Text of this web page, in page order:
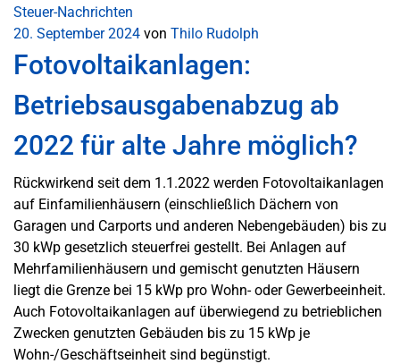
Steuer-Nachrichten
20. September 2024 von Thilo Rudolph
Fotovoltaikanlagen:
Betriebsausgabenabzug ab
2022 für alte Jahre möglich?
Rückwirkend seit dem 1.1.2022 werden Fotovoltaikanlagen
auf Einfamilienhäusern (einschließlich Dächern von
Garagen und Carports und anderen Nebengebäuden) bis zu
30 kWp gesetzlich steuerfrei gestellt. Bei Anlagen auf
Mehrfamilienhäusern und gemischt genutzten Häusern
liegt die Grenze bei 15 kWp pro Wohn- oder Gewerbeeinheit.
Auch Fotovoltaikanlagen auf überwiegend zu betrieblichen
Zwecken genutzten Gebäuden bis zu 15 kWp je
Wohn-/Geschäftseinheit sind begünstigt.